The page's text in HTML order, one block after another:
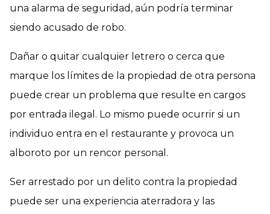
una alarma de seguridad, aún podría terminar
siendo acusado de robo.
Dañar o quitar cualquier letrero o cerca que
marque los límites de la propiedad de otra persona
puede crear un problema que resulte en cargos
por entrada ilegal. Lo mismo puede ocurrir si un
individuo entra en el restaurante y provoca un
alboroto por un rencor personal.
Ser arrestado por un delito contra la propiedad
puede ser una experiencia aterradora y las